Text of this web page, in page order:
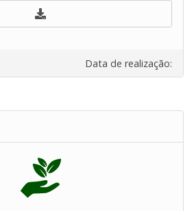
Data de realização: